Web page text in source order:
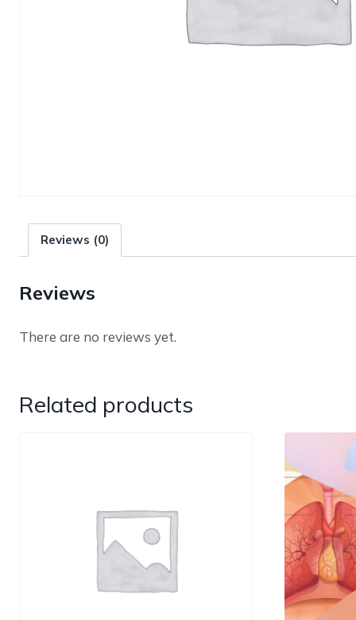
Reviews (0)
Reviews
There are no reviews yet.
Related products